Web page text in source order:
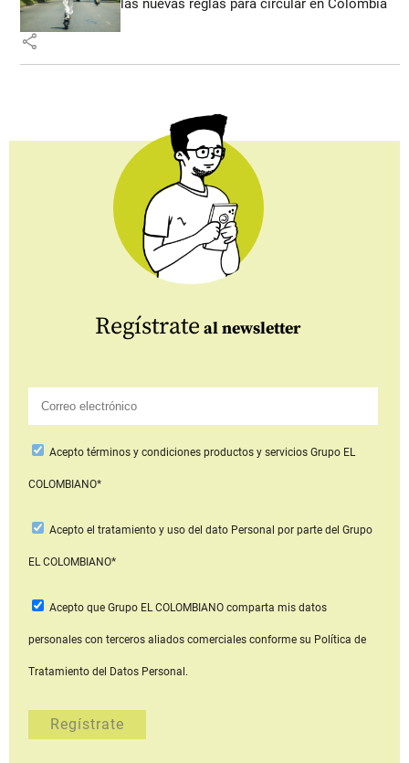
las nuevas reglas para circular en Colombia
share
Regístrate al newsletter
Aceptotérminos y condiciones productos y serviciosGrupo EL
COLOMBIANO*
Acepto el tratamiento y uso del dato Personal por parte del Grupo
EL COLOMBIANO*
Acepto que Grupo EL COLOMBIANOcomparta mis datos
personales con terceros aliados comerciales conforme su Política de
Tratamiento del Datos Personal.